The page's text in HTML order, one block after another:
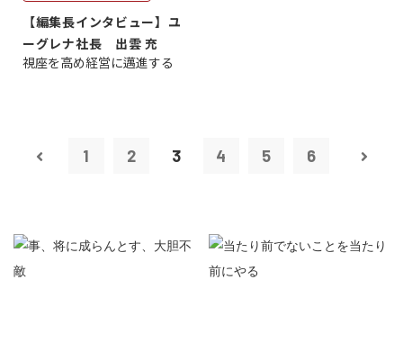
【編集長インタビュー】ユ
ーグレナ社長 出雲 充
視座を高め経営に邁進する
1 2 3 4 5 6